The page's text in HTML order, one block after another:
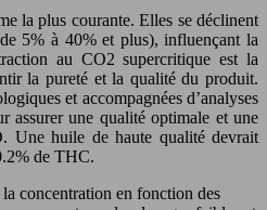
la plus courante. Elles se déclinent
5% à 40% et plus), influençant la
au CO2 supercritique est la
la pureté et la qualité du produit.
et accompagnées d’analyses
assurer une qualité optimale et une
Une huile de haute qualité devrait
de THC.
concentration en fonction des